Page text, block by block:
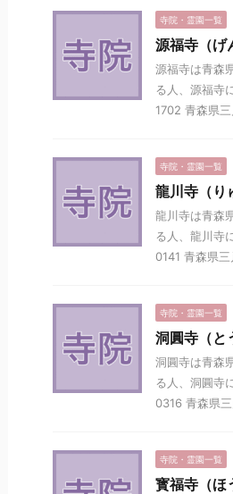
寺院・霊園一覧
源福寺（げ
源福寺は青森
る人、源福寺
1702 青森県
寺院・霊園一覧
龍川寺（り
龍川寺は青森
る人、龍川寺
0141 青森県
寺院・霊園一覧
洞圓寺（と
洞圓寺は青森
る人、洞圓寺
0316 青森県
寺院・霊園一覧
寳福寺（ほ